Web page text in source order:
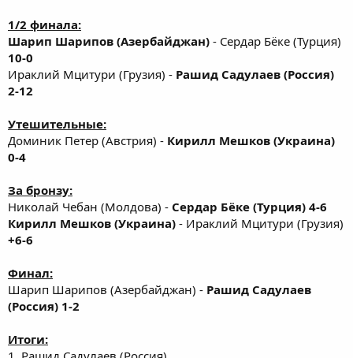
1/2 финала:
Шарип Шарипов (Азербайджан) - Сердар Бёке (Турция)
10-0
Ираклий Мцитури (Грузия) - Рашид Садулаев (Россия)
2-12
Утешительные:
Доминик Петер (Австрия) - Кирилл Мешков (Украина)
0-4
За бронзу:
Николай Чебан (Молдова) - Сердар Бёке (Турция) 4-6
Кирилл Мешков (Украина) - Ираклий Мцитури (Грузия)
+6-6
Финал:
Шарип Шарипов (Азербайджан) - Рашид Садулаев
(Россия) 1-2
Итоги: